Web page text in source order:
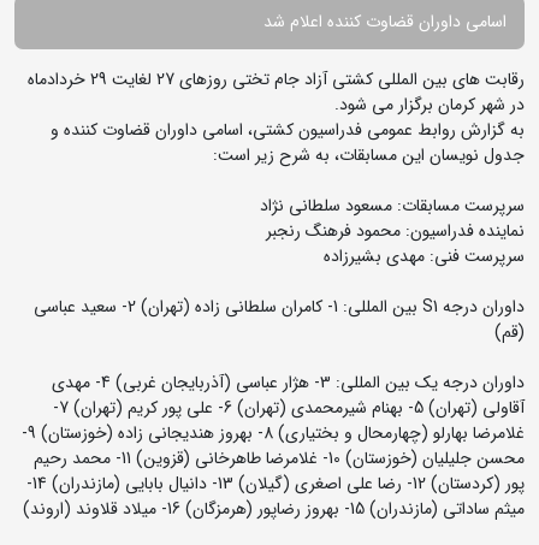
اسامی داوران قضاوت کننده اعلام شد
رقابت های بین المللی کشتی آزاد جام تختی روزهای 27 لغایت 29 خردادماه
در شهر کرمان برگزار می شود.
به گزارش روابط عمومی فدراسیون کشتی، اسامی داوران قضاوت کننده و
جدول نویسان این مسابقات، به شرح زیر است:
سرپرست مسابقات: مسعود سلطانی نژاد
نماینده فدراسیون: محمود فرهنگ رنجبر
سرپرست فنی: مهدی بشیرزاده
داوران درجه S1 بین المللی: 1- کامران سلطانی زاده (تهران) 2- سعید عباسی
(قم)
داوران درجه یک بین المللی: 3- هژار عباسی (آذربایجان غربی) 4- مهدی
آقاولی (تهران) 5- بهنام شیرمحمدی (تهران) 6- علی پور کریم (تهران) 7-
غلامرضا بهارلو (چهارمحال و بختیاری) 8- بهروز هندیجانی زاده (خوزستان) 9-
محسن جلیلیان (خوزستان) 10- غلامرضا طاهرخانی (قزوین) 11- محمد رحیم
پور (کردستان) 12- رضا علی اصغری (گیلان) 13- دانیال بابایی (مازندران) 14-
میثم ساداتی (مازندران) 15- بهروز رضاپور (هرمزگان) 16- میلاد قلاوند (اروند)